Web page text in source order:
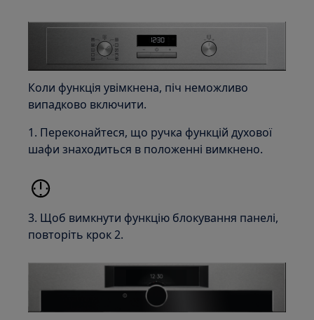
Коли функція увімкнена, піч неможливо
випадково включити.
1. Переконайтеся, що ручка функцій духової
шафи знаходиться в положенні вимкнено.
3. Щоб вимкнути функцію блокування панелі,
повторіть крок 2.